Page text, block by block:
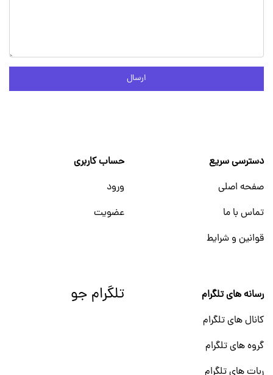
ارسال
دسترسی سریع
صفحه اصلی
تماس با ما
قوانین و شرایط
حساب کاربری
ورود
عضویت
رسانه های تلگرام
کانال های تلگرام
گروه های تلگرام
ربات های تلگرام
تلگرام جو